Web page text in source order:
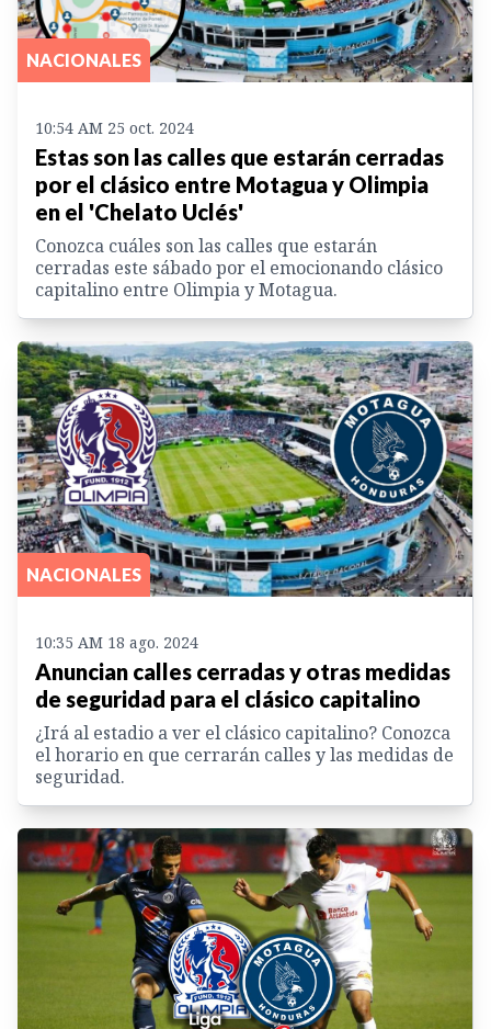
NACIONALES
10:54 AM 25 oct. 2024
Estas son las calles que estarán cerradas
por el clásico entre Motagua y Olimpia
en el 'Chelato Uclés'
Conozca cuáles son las calles que estarán
cerradas este sábado por el emocionando clásico
capitalino entre Olimpia y Motagua.
NACIONALES
10:35 AM 18 ago. 2024
Anuncian calles cerradas y otras medidas
de seguridad para el clásico capitalino
¿Irá al estadio a ver el clásico capitalino? Conozca
el horario en que cerrarán calles y las medidas de
seguridad.